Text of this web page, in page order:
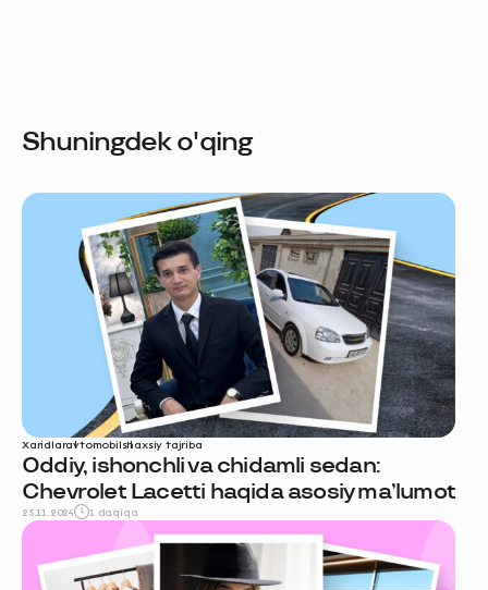
Shuningdek o'qing
Xaridlaravtomobilshaxsiy tajriba
Oddiy, ishonchli va chidamli sedan:
Chevrolet Lacetti haqida asosiy ma’lumot
25.11.2024 1 daqiqa